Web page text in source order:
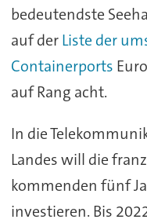
bedeutendste
auf derListe der
Containerports
auf Rang acht.
In die
Landes will die
kommenden fünf
investieren. Bis